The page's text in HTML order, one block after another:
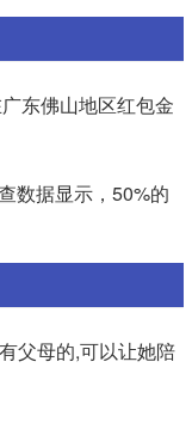
东佛山地区红包金
数据显示，50%的
父母的,可以让她陪